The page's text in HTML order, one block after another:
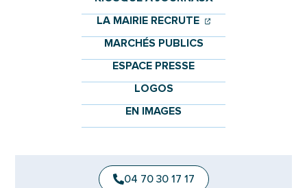
LA MAIRIE RECRUTE (OUVERTURE
(OUVERTURE
MARCHÉS PUBLICS
ESPACE PRESSE
LOGOS
EN IMAGES
04 70 30 17 17